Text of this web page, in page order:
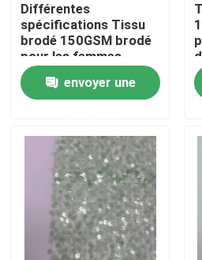
Accueil
A propos de nous
Produits
Vidéos
Différentes
spécifications Tissu
brodé 150GSM brodé
pour les femmes
envoyer une